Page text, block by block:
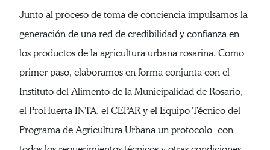
Junto al proceso de toma de conciencia impulsamos la
generación de una red de credibilidad y confianza en
los productos de la agricultura urbana rosarina. Como
primer paso, elaboramos en forma conjunta con el
Instituto del Alimento de la Municipalidad de Rosario,
el ProHuerta INTA, el CEPAR y el Equipo Técnico del
Programa de Agricultura Urbana un protocolo con